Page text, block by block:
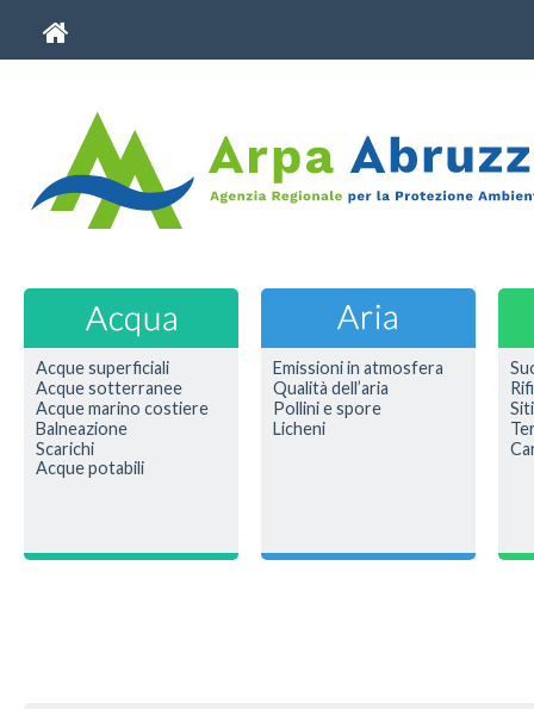
Acque superficiali
Acque sotterranee
Acque marino costiere
Balneazione
Scarichi
Acque potabili
Emissioni in atmosfera
Qualità dell’aria
Pollini e spore
Licheni